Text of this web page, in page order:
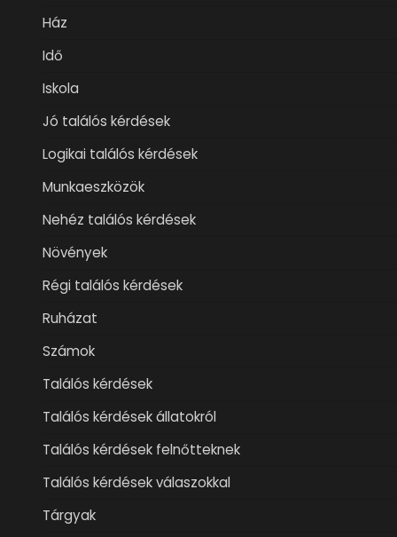
Ház
Idő
Iskola
Jó találós kérdések
Logikai találós kérdések
Munkaeszközök
Nehéz találós kérdések
Növények
Régi találós kérdések
Ruházat
Számok
Találós kérdések
Találós kérdések állatokról
Találós kérdések felnőtteknek
Találós kérdések válaszokkal
Tárgyak